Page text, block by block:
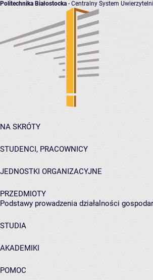
Politechnika Białostocka - Centralny System
NA SKRÓTY
STUDENCI, PRACOWNICY
JEDNOSTKI ORGANIZACYJNE
PRZEDMIOTY
Podstawy prowadzenia działalności
STUDIA
AKADEMIKI
POMOC